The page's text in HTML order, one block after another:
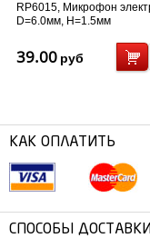
RP6015, Микрофон
D=6.0мм, H=1.5мм
39.00 руб
КАК ОПЛАТИТЬ
СПОСОБЫ ДОСТАВКИ